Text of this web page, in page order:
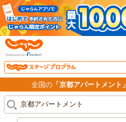
全国の 「京都アパートメント」